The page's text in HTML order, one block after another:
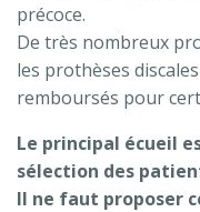
précoce.
De très nombreux
les prothèses
remboursés pour
Le principal écueil
sélection des
Il ne faut proposer